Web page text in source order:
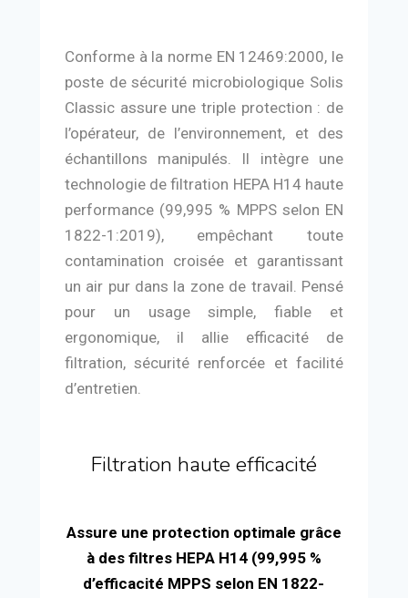
Conforme à la norme EN 12469:2000, le
poste de sécurité microbiologique Solis
Classic assure une triple protection : de
l’opérateur, de l’environnement, et des
échantillons manipulés. Il intègre une
technologie de filtration HEPA H14 haute
performance (99,995 % MPPS selon EN
1822-1:2019), empêchant toute
contamination croisée et garantissant
un air pur dans la zone de travail. Pensé
pour un usage simple, fiable et
ergonomique, il allie efficacité de
filtration, sécurité renforcée et facilité
d’entretien.
Filtration haute efficacité
Assure une protection optimale grâce
à des filtres HEPA H14 (99,995 %
d’efficacité MPPS selon EN 1822-